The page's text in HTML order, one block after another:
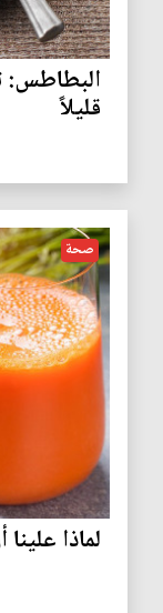
البطاطس:
قليلاً
صحة
لماذا